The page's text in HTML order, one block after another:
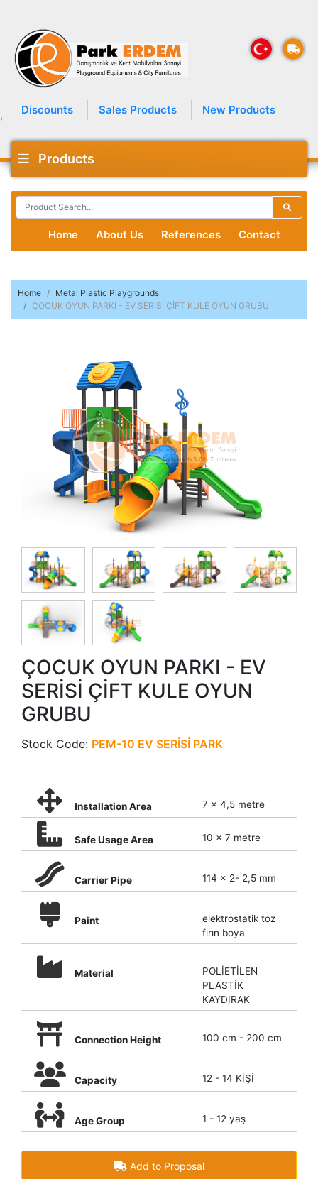
Discounts Sales Products New Products
'
Products
Home About Us References Contact
Home
Metal Plastic Playgrounds
ÇOCUK OYUN PARKI - EV SERİSİ ÇİFT KULE OYUN GRUBU
ÇOCUK OYUN PARKI - EV
SERİSİ ÇİFT KULE OYUN
GRUBU
Stock Code: PEM-10 EV SERİSİ PARK
Installation Area 7 x 4,5 metre
Safe Usage Area 10 x 7 metre
Carrier Pipe 114 x 2- 2,5 mm
Paint
elektrostatik toz
fırın boya
Material
POLİETİLEN
PLASTİK
KAYDIRAK
Connection Height 100 cm - 200 cm
Capacity 12 - 14 KİŞİ
Age Group 1 - 12 yaş
Add to Proposal